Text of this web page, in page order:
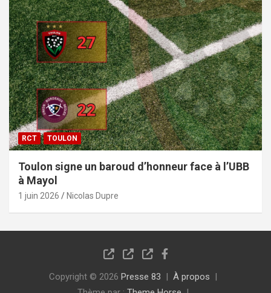
RCT TOULON
Toulon signe un baroud d’honneur face à l’UBB
à Mayol
1 juin 2026 Nicolas Dupre
Copyright © 2026 Presse 83
À propos